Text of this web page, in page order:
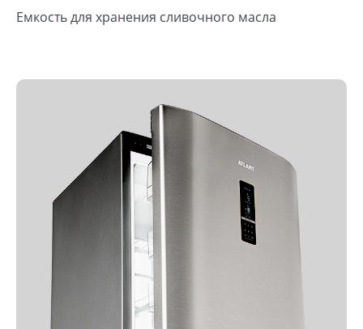
Емкость для хранения сливочного масла